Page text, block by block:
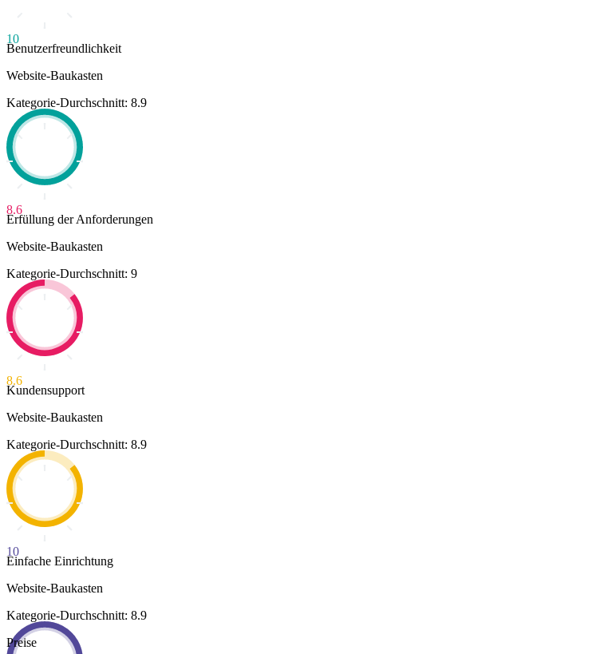
10
Benutzerfreundlichkeit
Website-Baukasten
Kategorie-Durchschnitt: 8.9
8.6
Erfüllung der Anforderungen
Website-Baukasten
Kategorie-Durchschnitt: 9
8.6
Kundensupport
Website-Baukasten
Kategorie-Durchschnitt: 8.9
10
Einfache Einrichtung
Website-Baukasten
Kategorie-Durchschnitt: 8.9
Preise